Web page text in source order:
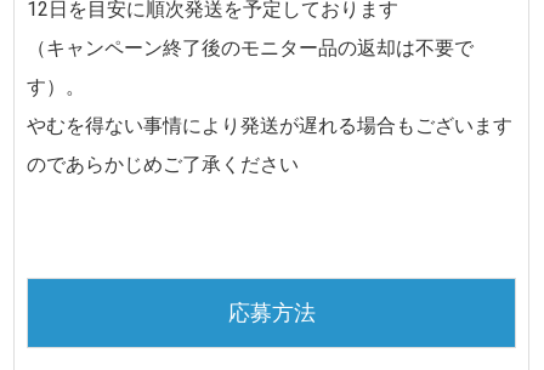
12日 を目安に順次発送を予定しております
（キャンペーン終了後のモニター品の返却は不要で
す）。
やむを得ない事情により発送が遅れる場合もございます
のであらかじめご了承ください
応募方法